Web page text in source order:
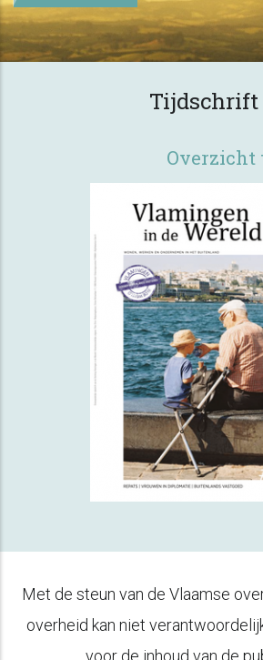
Tijdschrift
Overzicht
Met de steun van de Vlaamse
overheid kan niet
voor de inhoud van de